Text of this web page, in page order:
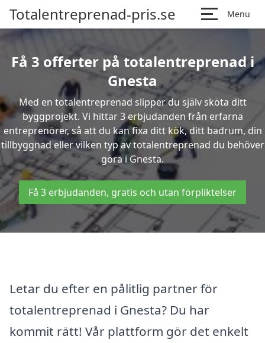
Totalentreprenad-pris.se Menu
Få 3 offerter på totalentreprenad i
Gnesta
Med en totalentreprenad slipper du själv sköta ditt
byggprojekt. Vi hittar 3 erbjudanden från erfarna
entreprenörer, så att du kan fixa ditt kök, ditt badrum, din
tillbyggnad eller vilken typ av totalentreprenad du behöver
göra i Gnesta.
Få 3 erbjudanden, gratis och utan förpliktelser
Letar du efter en pålitlig partner för
totalentreprenad i Gnesta? Du har
kommit rätt! Vår plattform gör det enkelt